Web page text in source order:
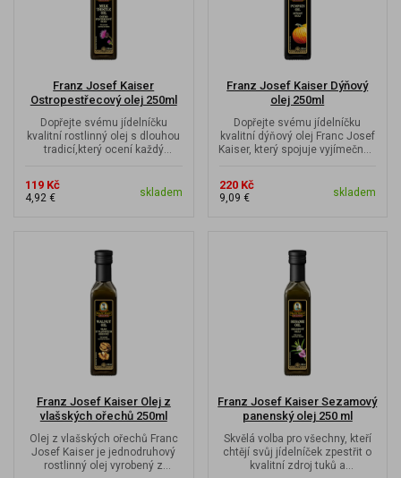
Franz Josef Kaiser
Ostropestřecový olej 250ml
Dopřejte svému jídelníčku
kvalitní rostlinný olej s dlouhou
tradicí,který ocení každý
119 Kč
4,92 € skladem
Franz Josef Kaiser Dýňový
olej 250ml
Dopřejte svému jídelníčku
kvalitní dýňový olej Franc Josef
Kaiser, který spojuje vyjímečnou
220 Kč
9,09 € skladem
Franz Josef Kaiser Olej z
vlašských ořechů 250ml
Olej z vlašských ořechů Franc
Josef Kaiser je jednodruhový
rostlinný olej vyrobený z
Franz Josef Kaiser Sezamový
panenský olej 250 ml
Skvělá volba pro všechny, kteří
chtějí svůj jídelníček zpestřit o
kvalitní zdroj tuků a